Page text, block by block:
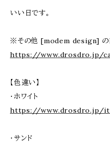
いい日です。
※その他 [modem design] の
https://www.drosdro.jp/
【色違い】
・ホワイト
https://www.drosdro.jp/
・サンド